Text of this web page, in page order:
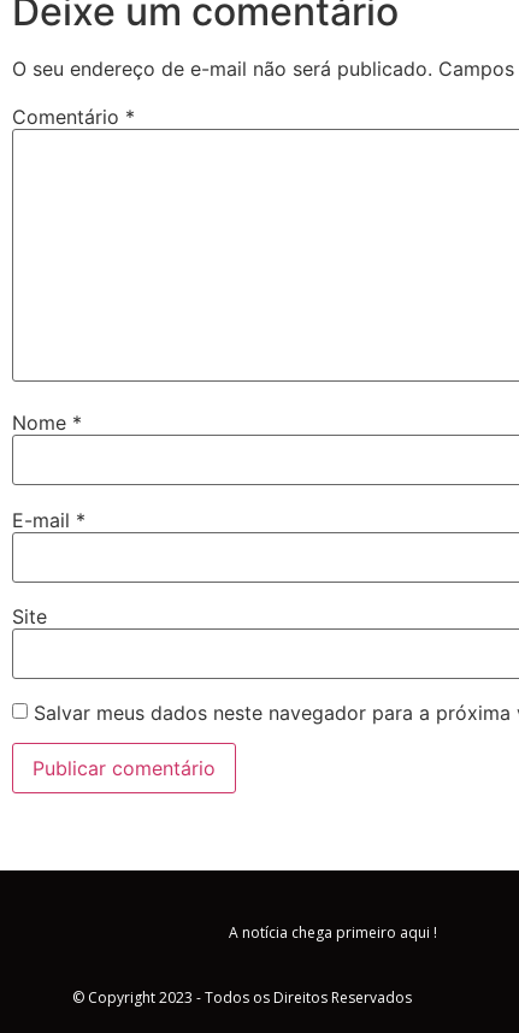
Deixe um comentário
O seu endereço de e-mail não será publicado.
Comentário *
Nome *
E-mail *
Site
Salvar meus dados neste navegador para a próxima
A notícia chega primeiro aqui !
© Copyright 2023 - Todos os Direitos Reservados